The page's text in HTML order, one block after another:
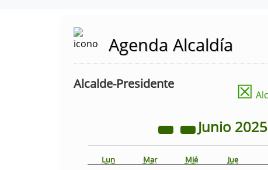
Agenda Alcaldía
Alcalde-Presidente ☒
Junio 2025
Lun Mar Mié Jue